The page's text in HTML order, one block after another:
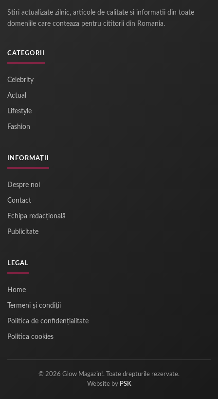
Stiri actualizate zilnic, articole de calitate si informatii din toate
domeniile care conteaza pentru cititorii din Romania.
CATEGORII
Celebrity
Actual
Lifestyle
Fashion
INFORMAȚII
Despre noi
Contact
Echipa redacțională
Publicitate
LEGAL
Home
Termeni și condiții
Politica de confidențialitate
Politica cookies
© 2026 Glow Magazin!. Toate drepturile rezervate.
Website by PSK